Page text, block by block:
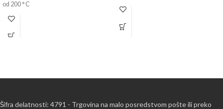
od 200 ° C
Šifra delatnosti: 4791 - Trgovina na malo posredstvom pošte ili preko